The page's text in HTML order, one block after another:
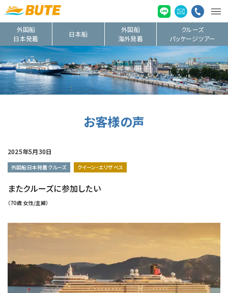
外国船
日本発着
日本船
外国船
海外発着
クルーズ
パッケージツアー
お客様の声
2025年5月30日
外国船日本発着クルーズ クイーン・エリザベス
またクルーズに参加したい
（70歳 女性/主婦）